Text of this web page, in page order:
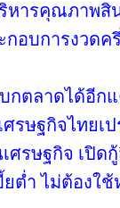
ริหารคุณภาพ
อบการงวดค
ตลาดได้อีกแ
รษฐกิจไทยเ
รษฐกิจ เปิด
ยต่ำ ไม่ต้อง